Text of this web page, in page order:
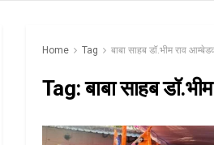
Home Tag बाबा साहब डॉ.भीम राव
Tag:बाबा साहब